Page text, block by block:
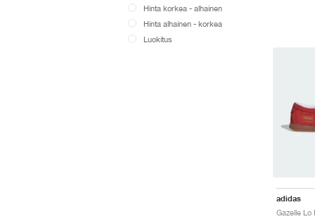
Hinta korkea - alhainen
Hinta alhainen - korkea
Luokitus
adidas